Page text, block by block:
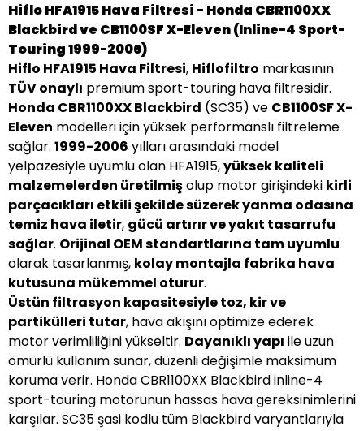
Hiflo HFA1915 Hava Filtresi - Honda CBR1100XX
Blackbird ve CB1100SF X-Eleven (Inline-4 Sport-
Touring 1999-2006)
Hiflo HFA1915 Hava Filtresi, Hiflofiltro markasının
TÜV onaylı premium sport-touring hava filtresidir.
Honda CBR1100XX Blackbird (SC35) ve CB1100SF X-
Eleven modelleri için yüksek performanslı filtreleme
sağlar. 1999-2006 yılları arasındaki model
yelpazesiyle uyumlu olan HFA1915,yüksek kaliteli
malzemelerden üretilmişolup motor girişindeki kirli
parçacıkları etkili şekilde süzerek yanma odasına
temiz hava iletir, gücü artırır ve yakıt tasarrufu
sağlar. Orijinal OEM standartlarına tam uyumlu
olarak tasarlanmış, kolay montajla fabrika hava
kutusuna mükemmel oturur.
Üstün filtrasyon kapasitesiyle toz, kir ve
partikülleri tutar, hava akışını optimize ederek
motor verimliliğini yükseltir. Dayanıklı yapı ile uzun
ömürlü kullanım sunar, düzenli değişimle maksimum
koruma verir. Honda CBR1100XX Blackbird inline-4
sport-touring motorunun hassas hava gereksinimlerini
karşılar. SC35 şasi kodlu tüm Blackbird varyantlarıyla